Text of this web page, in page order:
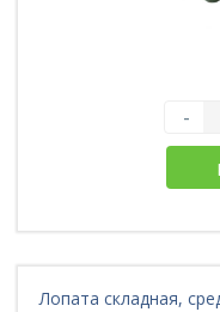
-
Лопата складная,